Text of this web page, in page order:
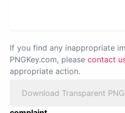
If you find any inappropriate
PNGKey.com, please contact
appropriate action.
Download Transparent PNG